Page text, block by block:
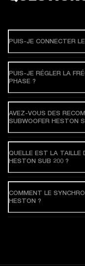
PUIS-JE CONNECTER
PUIS-JE RÉGLER LA
PHASE ?
AVEZ-VOUS DES
SUBWOOFER HESTON
QUELLE EST LA TAILLE
HESTON SUB 200 ?
COMMENT LE
HESTON ?